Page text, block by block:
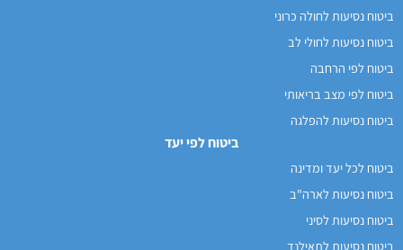
ביטוח נסיעות לחולה כרוני
ביטוח נסיעות לחולי לב
ביטוח לפי הרחבה
ביטוח לפי מצב בריאותי
ביטוח נסיעות להפלגה
ביטוח לפי יעד
ביטוח לכל יעד ומדינה
ביטוח נסיעות לארה"ב
ביטוח נסיעות לסיני
ביטוח נסיעות לתאילנד